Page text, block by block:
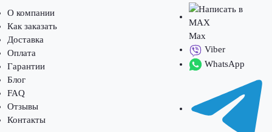
О компании
Как заказать
Доставка
Оплата
Гарантии
Блог
FAQ
Отзывы
Контакты
Max
Viber
WhatsApp